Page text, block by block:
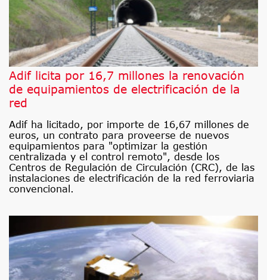
Adif licita por 16,7 millones la renovación
de equipamientos de electrificación de la
red
Adif ha licitado, por importe de 16,67 millones de
euros, un contrato para proveerse de nuevos
equipamientos para "optimizar la gestión
centralizada y el control remoto", desde los
Centros de Regulación de Circulación (CRC), de las
instalaciones de electrificación de la red ferroviaria
convencional.